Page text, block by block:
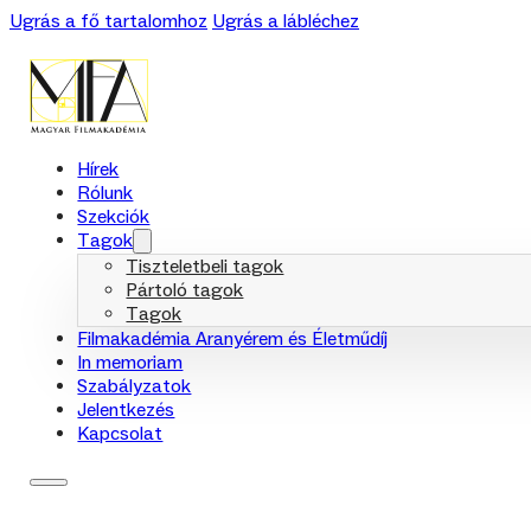
Ugrás a fő tartalomhoz Ugrás a lábléchez
Hírek
Rólunk
Szekciók
Tagok
Tiszteletbeli tagok
Pártoló tagok
Tagok
Filmakadémia Aranyérem és Életműdíj
In memoriam
Szabályzatok
Jelentkezés
Kapcsolat